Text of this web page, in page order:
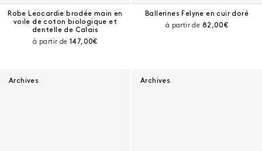
Robe Leocardie brodée main en
voile de coton biologique et
dentelle de Calais
à partir de Prix courant :
147,00€
Ballerines Felyne en cuir doré
à partir de Prix courant :
82,00€
Archives Archives